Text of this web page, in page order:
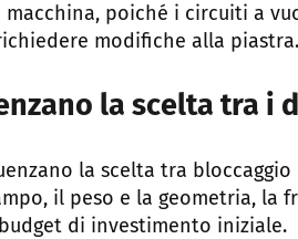
poiché i circuiti a
modifiche alla
la scelta tra i
la scelta tra
il peso e la geometria, la
di investimento iniziale.